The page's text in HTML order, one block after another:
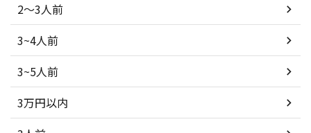
2～3人前
3~4人前
3~5人前
3万円以内